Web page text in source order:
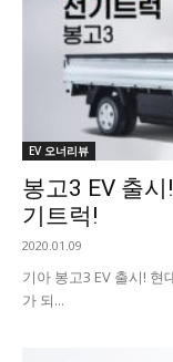
EV 오너리뷰
봉고3 EV 출
기트럭!
2020.01.09
기아 봉고3 EV 출시! 현
가 되...